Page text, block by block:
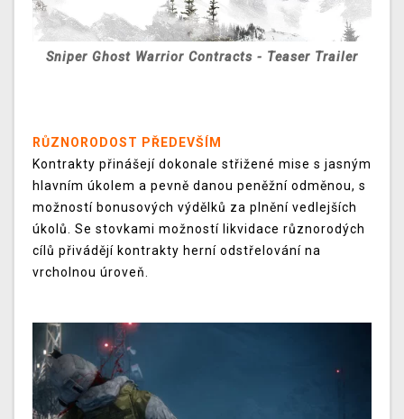
Sniper Ghost Warrior Contracts - Teaser Trailer
RŮZNORODOST PŘEDEVŠÍM
Kontrakty přinášejí dokonale střižené mise s jasným
hlavním úkolem a pevně danou peněžní odměnou, s
možností bonusových výdělků za plnění vedlejších
úkolů. Se stovkami možností likvidace různorodých
cílů přivádějí kontrakty herní odstřelování na
vrcholnou úroveň.